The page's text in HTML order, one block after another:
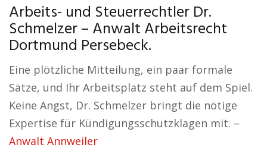
Arbeits- und Steuerrechtler Dr.
Schmelzer – Anwalt Arbeitsrecht
Dortmund Persebeck.
Eine plötzliche Mitteilung, ein paar formale
Sätze, und Ihr Arbeitsplatz steht auf dem Spiel.
Keine Angst, Dr. Schmelzer bringt die nötige
Expertise für Kündigungsschutzklagen mit. –
Anwalt Annweiler